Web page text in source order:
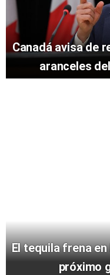
Canadá avisa de
aranceles
El tequila frena
próximo